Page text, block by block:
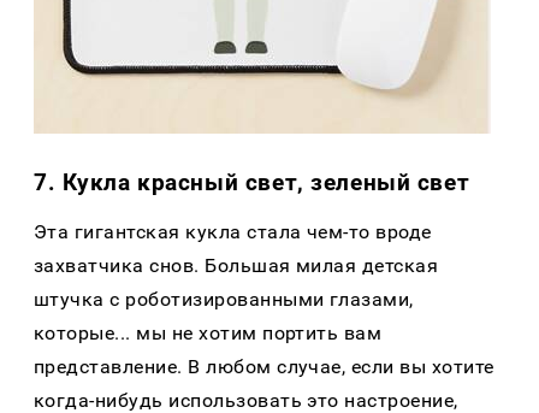
7. Кукла красный свет, зеленый свет
Эта гигантская кукла стала чем-то вроде
захватчика снов. Большая милая детская
штучка с роботизированными глазами,
которые... мы не хотим портить вам
представление. В любом случае, если вы хотите
когда-нибудь использовать это настроение,